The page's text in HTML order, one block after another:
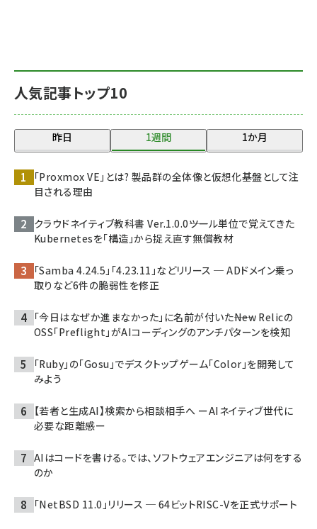
人気記事トップ10
昨日 1週間 1か月
「Proxmox VE」とは? 製品群の全体像と仮想化基盤として注
目される理由
クラウドネイティブ教科書 Ver.1.0.0――ツール単位で覚えてきた
Kubernetesを「構造」から捉え直す無償教材
「Samba 4.24.5」「4.23.11」などリリース ─ ADドメイン乗っ
取りなど6件の脆弱性を修正
「今日はなぜか進まなかった」に名前が付いた――New Relicの
OSS「Preflight」がAIコーディングのアンチパターンを検知
「Ruby」の「Gosu」でデスクトップゲーム「Color」を開発して
みよう
【若者と生成AI】検索から相談相手へ ーAIネイティブ世代に
必要な距離感ー
AIはコードを書ける。では、ソフトウェアエンジニアは何をする
のか
「NetBSD 11.0」リリース ─ 64ビットRISC-Vを正式サポート